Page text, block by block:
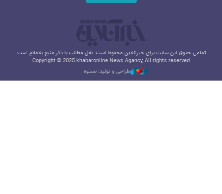
تمامی حقوق این سایت برای خبرآنلاین محفوظ است. نقل مطالب با ذکر منبع بلامانع است.
Copyright © 2025 khabaronline News Agancy, All rights reserved
طراحی و تولید: نستوه